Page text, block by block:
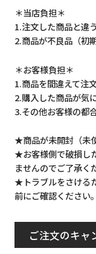
＊当店負担＊
1.注文した商品と違
2.商品が不良品（初
＊お客様負担＊
1.商品を間違えて注文
2.購入した商品が気
3.その他お客様の都
★商品が未開封（未
★お客様側で破損し
ませんのでご了承く
★トラブルをさける
前にご確認ください。
ご注文のキャ